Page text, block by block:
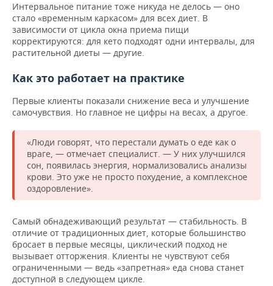
Интервальное питание тоже никуда не делось — оно
стало «временным каркасом» для всех диет. В
зависимости от цикла окна приема пищи
корректируются: для кето подходят одни интервалы, для
растительной диеты — другие.
Как это работает на практике
Первые клиенты показали снижение веса и улучшение
самочувствия. Но главное не цифры на весах, а другое.
«Люди говорят, что перестали думать о еде как о
враге, — отмечает специалист. — У них улучшился
сон, появилась энергия, нормализовались анализы
крови. Это уже не просто похудение, а комплексное
оздоровление».
Самый обнадеживающий результат — стабильность. В
отличие от традиционных диет, которые большинство
бросает в первые месяцы, циклический подход не
вызывает отторжения. Клиенты не чувствуют себя
ограниченными — ведь «запретная» еда снова станет
доступной в следующем цикле.